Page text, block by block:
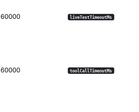
liveTestTimeoutMs
60000
toolCallTimeoutMs
60000